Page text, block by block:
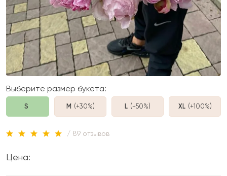
Выберите размер букета:
S M (+30%) L (+50%) XL (+100%)
/ 89 отзывов
Цена: